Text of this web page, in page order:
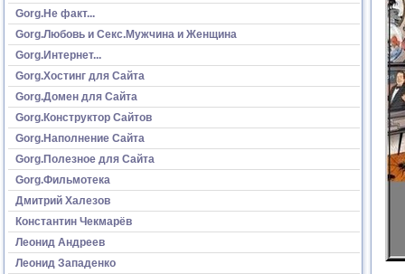
Gorg.Не факт...
Gorg.Любовь и Секс.Мужчина и Женщина
Gorg.Интернет...
Gorg.Хостинг для Сайта
Gorg.Домен для Сайта
Gorg.Конструктор Сайтов
Gorg.Наполнение Сайта
Gorg.Полезное для Сайта
Gorg.Фильмотека
Дмитрий Халезов
Константин Чекмарёв
Леонид Андреев
Леонид Западенко